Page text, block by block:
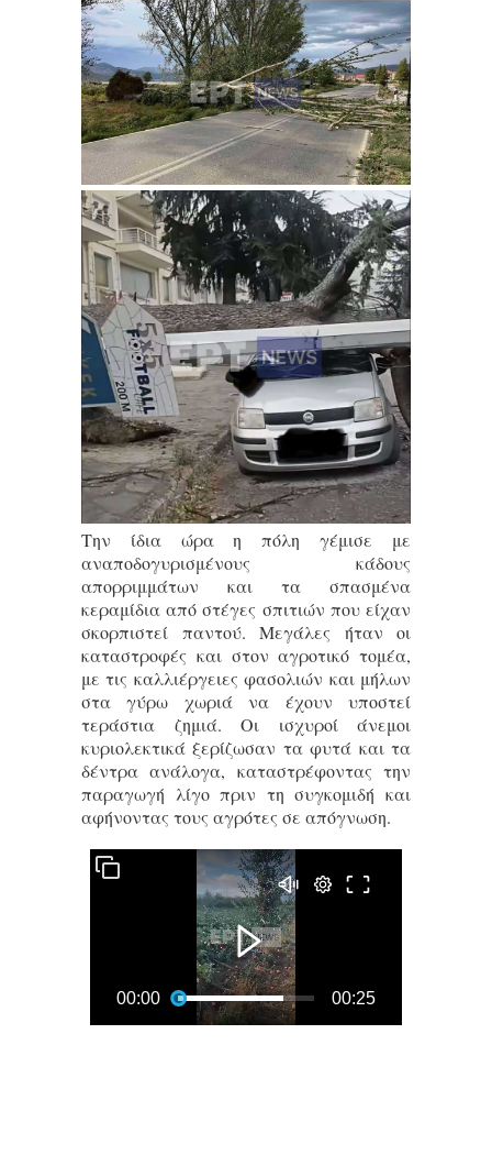
Την ίδια ώρα η πόλη γέμισε με
αναποδογυρισμένους κάδους
απορριμμάτων και τα σπασμένα
κεραμίδια από στέγες σπιτιών που είχαν
σκορπιστεί παντού. Μεγάλες ήταν οι
καταστροφές και στον αγροτικό τομέα,
με τις καλλιέργειες φασολιών και μήλων
στα γύρω χωριά να έχουν υποστεί
τεράστια ζημιά. Οι ισχυροί άνεμοι
κυριολεκτικά ξερίζωσαν τα φυτά και τα
δέντρα ανάλογα, καταστρέφοντας την
παραγωγή λίγο πριν τη συγκομιδή και
αφήνοντας τους αγρότες σε απόγνωση.